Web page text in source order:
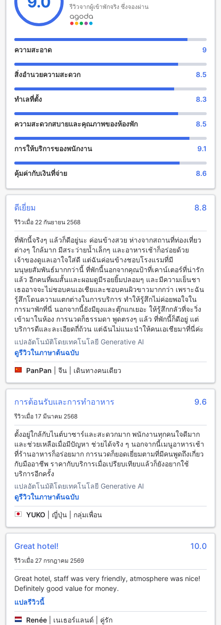
Extra Plus)
เดอะทเวนตี้ ลอดจ์ (SHA Extra Plus) ให้คุณสัมผัสประสบการณ์ที่
สถานที่พัก ที่นี่คุณจะได้พบกับร้านนวดที่ให้บริการมาตรฐานสูงเพื่อ
สมบูรณ์แบบที่สุด นอกจากนี้ยังมีสวนที่งดงามและสะอาดซึ่งเป็นที่
เหมาะสำหรับการพักผ่อนและสัมผัสกับธรรมชาติในบรรยากาศ
ลอดจ์ (SHA Extra Plus)
ความสะดวกสำหรับกีฬาและนันทนาการที่น่าตื่นเต้นที่สุดใน
ที่นี่คุณสามารถเล่นน้ำและช่วยให้ร่างกายของคุณแข็งแรงได้
อย่างสนุกสนานและสดชื่น
สามารถเล่นเทนนิสกับเพื่อนหรือครอบครัวของคุณได้อย่างสบายๆ
และสนุกสนาน สนามเทนนิสของโรงแรมนี้มีคุณภาพดีและมีพื้นที่
สบาย
สะดวกสบายที่เดอะทเวนตี้ ลอดจ์ (SHA Extra Plus)
เดอะทเวนตี้ ลอดจ์ (SHA Extra Plus) ให้บริการสะดวกสบายที่พัก
ที่ไม่เหมือนใครในเชียงใหม่ โรงแรมมีห้องนิรภัยที่ปลอดภัยเพื่อให้
คุณเก็บของขวัญและทรัพย์สินของคุณไว้ในที่ปลอดภัย นอกจากนี้
ยังมี Wi-Fi ในพื้นที่สาธารณะเพื่อให้คุณสามารถเชื่อมต่อกับโลก
ภายนอกได้ตลอดเวลา หากคุณสูบบุหรี่คุณสามารถใช้พื้นที่ที่มีการ
กำหนดสำหรับการสูบบุหรี่ได้ นอกจากนี้ยังมี Wi-Fi ฟรีในทุกห้อง
พักเพื่อให้คุณสามารถเชื่อมต่อกับอินเทอร์เน็ตได้โดยไม่มีค่าใช้จ่าย
เพิ่มเติม นอกจากนี้ยังมีการจัดเก็บกระเป๋าเดินทางและบริการ
ทำความสะอาดห้องเรียบร้อยทุกวัน
สิ่งอำนวยความสะดวกในการเดินทางที่เดอะทเวนตี้ ลอดจ์ (SHA
Extra Plus)
เดอะทเวนตี้ ลอดจ์ (SHA Extra Plus) มีสิ่งอำนวยความสะดวกใน
การเดินทางที่หลากหลายเพื่อให้คุณสามารถเข้าถึงได้อย่างสะดวก
สบาย ที่พักมีบริการรถรับส่งสนามบินเพื่อให้คุณสะดวกในการเดิน
ทางไปยังที่พัก นอกจากนี้ยังมีบริการทัวร์ที่คุณสามารถเข้าร่วมเพื่อ
สำรวจและเพลิดเพลินกับสถานที่ท่องเที่ยวในเชียงใหม่ หากคุณ
ต้องการใช้รถส่วนตัว ที่พักมีบริการเช่ารถเพื่อให้คุณสามารถเดิน
ทางไปยังสถานที่ต่าง ๆ ได้อย่างสะดวกสบาย นอกจากนี้ยังมี
บริการรถแท็กซี่ บริการจองตั๋ว และที่จอดรถฟรีสำหรับผู้เข้าพัก
สิ่งอำนวยความสะดวกในห้องพักที่เดอะทเวนตี้ ลอดจ์ (SHA Extra
Plus)
เดอะทเวนตี้ ลอดจ์ (SHA Extra Plus) ให้บริการห้องพักที่มีสิ่ง
อำนวยความสะดวกที่ครบครันเพื่อให้คุณมีประสบการณ์การเข้า
พักที่สะดวกสบายและประทับใจได้ ห้องพักทุกห้องมีระบบปรับ
นอกจากนี้ยังมีเสื้อผ้าคลุมอาบน้ำที่สะดวกสบายและเครื่องเป่าผม
เพื่อให้คุณสามารถดูแลตัวเองได้ในระหว่างการเข้าพัก หากคุณ
ต้องการพักผ่อนและสัมผัสกับบันเทิงในห้องพัก ที่นี่มีโทรทัศน์และ
ระบบสัญญาณทีวีดาวเทียม/สายเคเบิลเพื่อให้คุณสามารถรับชม
ความบันเทิงได้ตลอดเวลา นอกจากนี้ยังมีมินิบาร์และตู้เย็นให้
บริการเพื่อให้คุณสามารถเก็บเครื่องดื่มหรืออาหารเล็กๆไว้ในห้อง
รีวิวจากผู้เข้าพักจริง ซึ่งจองผ่าน
ความสะอาด 9
สิ่งอำนวยความสะดวก 8.5
ทำเลที่ตั้ง 8.3
ความสะดวกสบายและคุณภาพของห้องพัก 8.5
การให้บริการของพนักงาน 9.1
คุ้มค่ากับเงินที่จ่าย 8.6
ดีเยี่ยม 8.8
รีวิวเมื่อ 22 กันยายน 2568
ที่พักนี้จริงๆ แล้วก็ดีอยู่นะ ค่อนข้างสวย ห่างจากสถานที่ท่องเที่ยว
ต่างๆ ใกล้มาก มีสระว่ายน้ำเล็กๆ และอาหารเช้าก็อร่อยด้วย
เจ้าของดูแลเอาใจใส่ดี แต่ฉันค่อนข้างชอบโรงแรมที่มี
มนุษยสัมพันธ์มากกว่านี้ ที่พักนี้นอกจากคุณป้าที่เคาน์เตอร์ที่น่ารัก
แล้ว อีกคนที่ผมสั้นและผอมดูมีรอยยิ้มปลอมๆ และมีความเย็นชา
เธออาจจะไม่ชอบคนเอเชียและชอบคนผิวขาวมากกว่า เพราะฉัน
รู้สึกโดนความแตกต่างในการบริการ ทำให้รู้สึกไม่ค่อยพอใจใน
การมาพักที่นี่ นอกจากนี้ยังมียุงและตุ๊กแกเยอะ ให้รู้สึกกลัวที่จะวิ่ง
เข้ามาในห้อง การนวดก็ธรรมดา พูดตรงๆ แล้ว ที่พักนี้ก็ดีอยู่ แต่
บริการดีและละเอียดถี่ถ้วน แต่ฉันไม่แนะนำให้คนเอเชียมาที่นี่ค่ะ
แปลอัตโนมัติโดยเทคโนโลยี Generative AI
ดูรีวิวในภาษาต้นฉบับ
PanPan จีน | เดินทางคนเดียว
การต้อนรับและการทำอาหาร 9.6
รีวิวเมื่อ 17 มีนาคม 2568
ตั้งอยู่ใกล้กับไนต์บาซาร์และสะดวกมาก พนักงานทุกคนใจดีมาก
และช่วยเหลือเมื่อมีปัญหา ช่วยได้จริง ๆ นอกจากนี้เมนูอาหารเช้า
ที่ร้านอาหารก็อร่อยมาก การนวดก็ยอดเยี่ยมตามที่มีคนพูดถึงเกี่ยว
กับมืออาชีพ ราคากับบริการเมื่อเปรียบเทียบแล้วก็ยังอยากใช้
บริการอีกครั้ง
แปลอัตโนมัติโดยเทคโนโลยี Generative AI
ดูรีวิวในภาษาต้นฉบับ
YUKO ญี่ปุ่น | กลุ่มเพื่อน
Great hotel! 10.0
รีวิวเมื่อ 27 กรกฎาคม 2569
Great hotel, staff was very friendly, atmosphere was nice!
Definitely good value for money.
แปลรีวิวนี้
Renée เนเธอร์แลนด์ | คู่รัก